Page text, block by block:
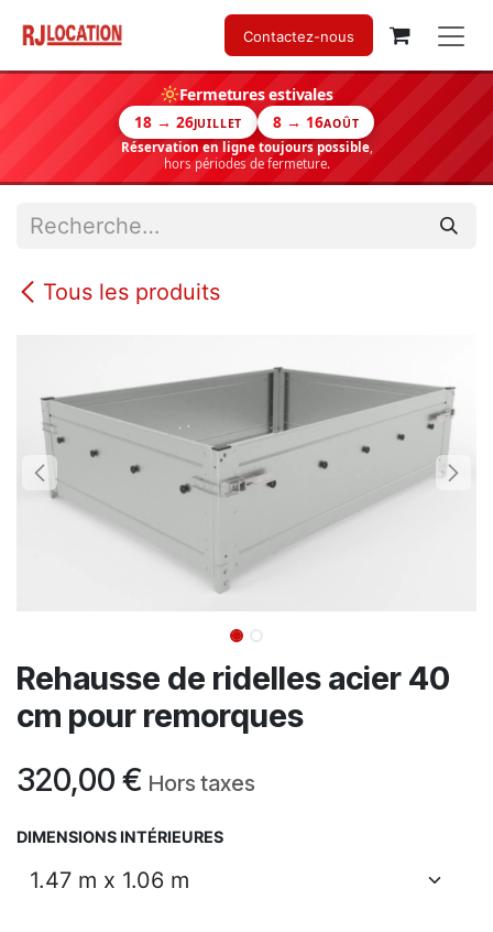
Contactez-nous
Fermetures estivales
18 → 26JUILLET 8 → 16AOÛT
Réservation en ligne toujours possible,
hors périodes de fermeture.
Tous les produits
Rehausse de ridelles acier 40
cm pour remorques
320,00 € Hors taxes
DIMENSIONS INTÉRIEURES